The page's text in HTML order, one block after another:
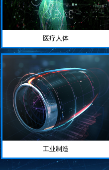
医疗人体
工业制造